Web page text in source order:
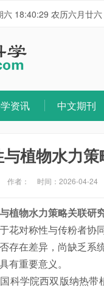
18:40:30 农历六月廿六
资讯 中文期刊
植物水力
作者： 时间：2026-04-24
植物水力策略关联研
花对称性与传粉者协
存在差异，尚缺乏系
有重要意义。
学院西双版纳热带